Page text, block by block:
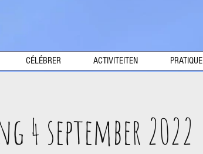
CÉLÉBRER ACTIVITEITEN PRATIQUE
4 september 2022